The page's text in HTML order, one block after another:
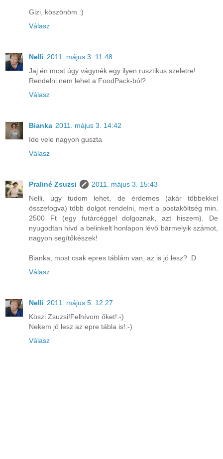
Gizi, köszönöm :)
Válasz
Nelli 2011. május 3. 11:48
Jaj én most úgy vágynék egy ilyen rusztikus szeletre!
Rendelni nem lehet a FoodPack-ból?
Válasz
Bianka 2011. május 3. 14:42
Ide vele nagyon guszta
Válasz
Praliné Zsuzsi
2011. május 3. 15:43
Nelli, úgy tudom lehet, de érdemes (akár többekkel
összefogva) több dolgot rendelni, mert a postaköltség min.
2500 Ft (egy futárcéggel dolgoznak, azt hiszem). De
nyugodtan hívd a belinkelt honlapon lévő bármelyik számot,
nagyon segítőkészek!
Bianka, most csak epres táblám van, az is jó lesz? :D
Válasz
Nelli 2011. május 5. 12:27
Köszi Zsuzsi!Felhívom őket!:-)
Nekem jó lesz az epre tábla is!:-)
Válasz